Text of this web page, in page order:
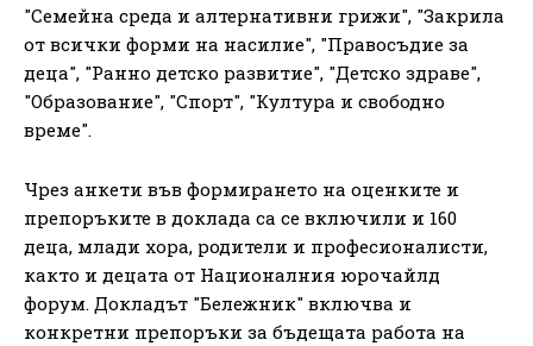
"Семейна среда и алтернативни грижи", "Закрила
от всички форми на насилие", "Правосъдие за
деца", "Ранно детско развитие", "Детско здраве",
"Образование", "Спорт", "Култура и свободно
време".
Чрез анкети във формирането на оценките и
препоръките в доклада са се включили и 160
деца, млади хора, родители и професионалисти,
както и децата от Националния юрочайлд
форум. Докладът "Бележник" включва и
конкретни препоръки за бъдещата работа на